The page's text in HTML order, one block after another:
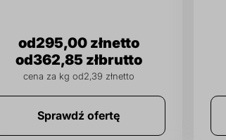
362,85 zł
295,00 zł
cena za kg od2,39 zł
Sprawdź ofertę